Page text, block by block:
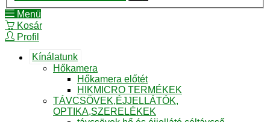
Menü
Kosár
Profil
Kínálatunk
Hőkamera
Hőkamera előtét
HIKMICRO TERMÉKEK
TÁVCSÖVEK,ÉJJELLÁTÓK,
OPTIKA,SZERELÉKEK